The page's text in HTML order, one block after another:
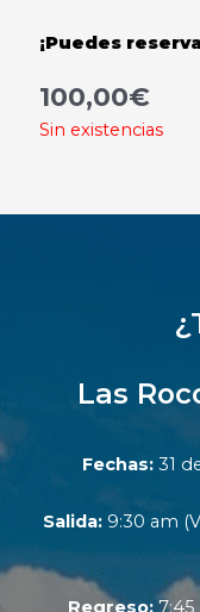
¡Puedes
100,00€
Sin existencias
Las
Fechas:31
Salida:9:30 am
Regreso: